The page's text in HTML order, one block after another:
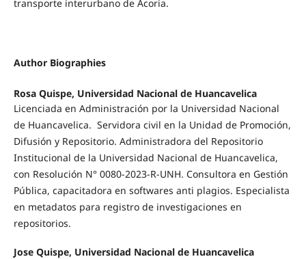
transporte interurbano de Acoria.
Author Biographies
Rosa Quispe, Universidad Nacional de Huancavelica
Licenciada en Administración por la Universidad Nacional
de Huancavelica. Servidora civil en la Unidad de Promoción,
Difusión y Repositorio. Administradora del Repositorio
Institucional de la Universidad Nacional de Huancavelica,
con Resolución N° 0080-2023-R-UNH. Consultora en Gestión
Pública, capacitadora en softwares anti plagios. Especialista
en metadatos para registro de investigaciones en
repositorios.
Jose Quispe, Universidad Nacional de Huancavelica